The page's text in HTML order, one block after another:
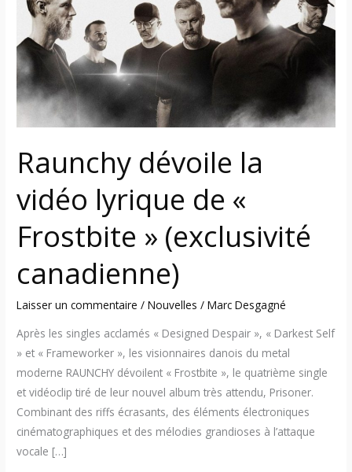
Raunchy dévoile la
vidéo lyrique de «
Frostbite » (exclusivité
canadienne)
Laisser un commentaire /Nouvelles /Marc Desgagné
Après les singles acclamés « Designed Despair », « Darkest Self
» et « Frameworker », les visionnaires danois du metal
moderne RAUNCHY dévoilent « Frostbite », le quatrième single
et vidéoclip tiré de leur nouvel album très attendu, Prisoner.
Combinant des riffs écrasants, des éléments électroniques
cinématographiques et des mélodies grandioses à l’attaque
vocale […]
vidéo
lyrique
de
«
Frostbite
»
(exclusivité